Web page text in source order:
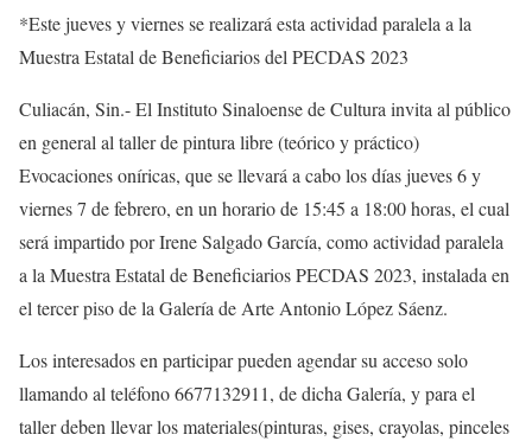
*Este jueves y viernesserealizará esta actividad paralela a la
Muestra Estatal de Beneficiarios del PECDAS 2023
Culiacán, Sin.-El Instituto Sinaloense de Cultura invita al público
en general al taller de pintura libre (teórico y práctico)
Evocaciones oníricas, que se llevará a cabo los días jueves 6 y
viernes 7 de febrero, en un horario de 15:45 a 18:00 horas, el cual
será impartido por Irene SalgadoGarcía, como actividad paralela
a la Muestra Estatal de Beneficiarios PECDAS 2023, instalada en
el tercer piso dela Galería de Arte Antonio López Sáenz.
Los interesados en participar pueden agendar su acceso solo
llamando al teléfono 6677132911, de dicha Galería, ypara el
tallerdeben llevarlosmateriales(pinturas, gises, crayolas, pinceles